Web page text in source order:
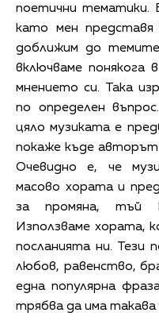
поетични тематики.
като мен
доближим до
включваме понякога
мнението си. Така
по определен
цяло музиката е
покаже къде
Очевидно е, че
масово хората и
за промяна, тъй
Използваме хората,
посланията ни. Тези
любов, равенство,
една популярна
трябва да има такава